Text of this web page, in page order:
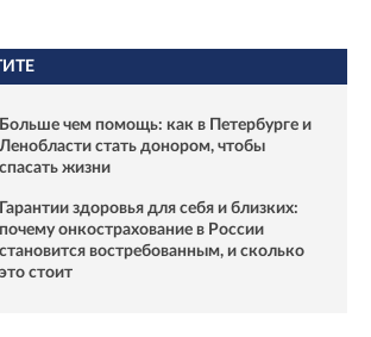
Больше чем помощь: как в Петербурге и
Ленобласти стать донором, чтобы
спасать жизни
Гарантии здоровья для себя и близких:
почему онкострахование в России
становится востребованным, и сколько
это стоит